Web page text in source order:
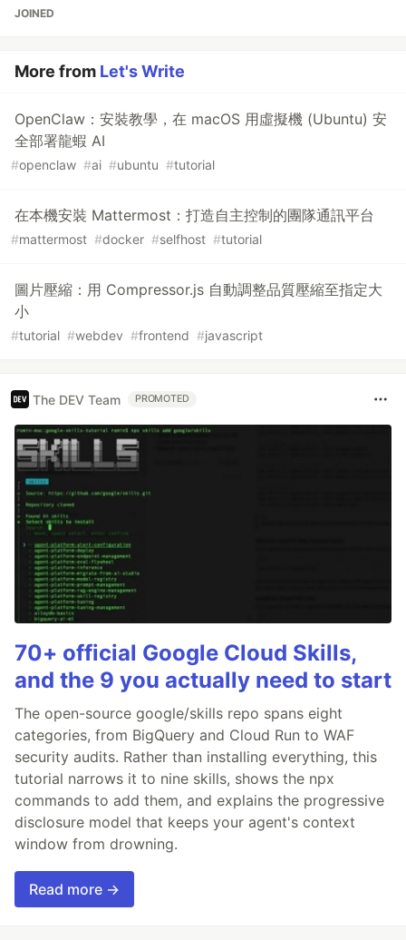
JOINED
More from Let's Write
OpenClaw：安裝教學，在 macOS 用虛擬機 (Ubuntu) 安
全部署龍蝦 AI
#openclaw #ai #ubuntu #tutorial
在本機安裝 Mattermost：打造自主控制的團隊通訊平台
#mattermost #docker #selfhost #tutorial
圖片壓縮：用 Compressor.js 自動調整品質壓縮至指定大
小
#tutorial #webdev #frontend #javascript
The DEV Team PROMOTED
70+ official Google Cloud Skills,
and the 9 you actually need to start
The open-source google/skills repo spans eight
categories, from BigQuery and Cloud Run to WAF
security audits. Rather than installing everything, this
tutorial narrows it to nine skills, shows the npx
commands to add them, and explains the progressive
disclosure model that keeps your agent's context
window from drowning.
Read more →